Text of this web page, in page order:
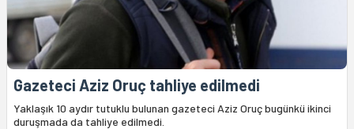
Gazeteci Aziz Oruç tahliye edilmedi
Yaklaşık 10 aydır tutuklu bulunan gazeteci Aziz Oruç bugünkü ikinci
duruşmada da tahliye edilmedi.